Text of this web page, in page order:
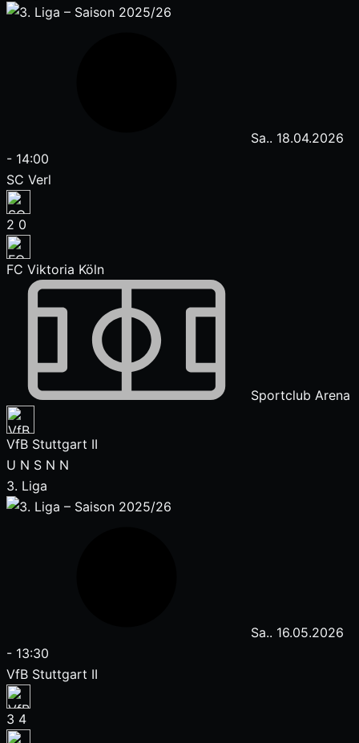
Sa.. 18.04.2026
- 14:00
SC Verl
2 0
FC Viktoria Köln
Sportclub Arena
VfB Stuttgart II
U N S N N
3. Liga
Sa.. 16.05.2026
- 13:30
VfB Stuttgart II
3 4